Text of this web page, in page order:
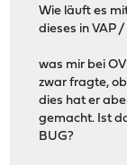
Wie läuft es
dieses in VAP
was mir bei
zwar fragte,
dies hat er
gemacht. Ist
BUG?